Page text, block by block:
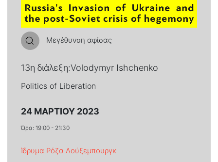
Μεγέθυνση αφίσας
13η διάλεξη:Volodymyr Ishchenko
Politics of Liberation
24 ΜΑΡΤΊΟΥ 2023
Ώρα: 19:00 - 21:30
Ίδρυμα Ρόζα Λούξεμπουργκ